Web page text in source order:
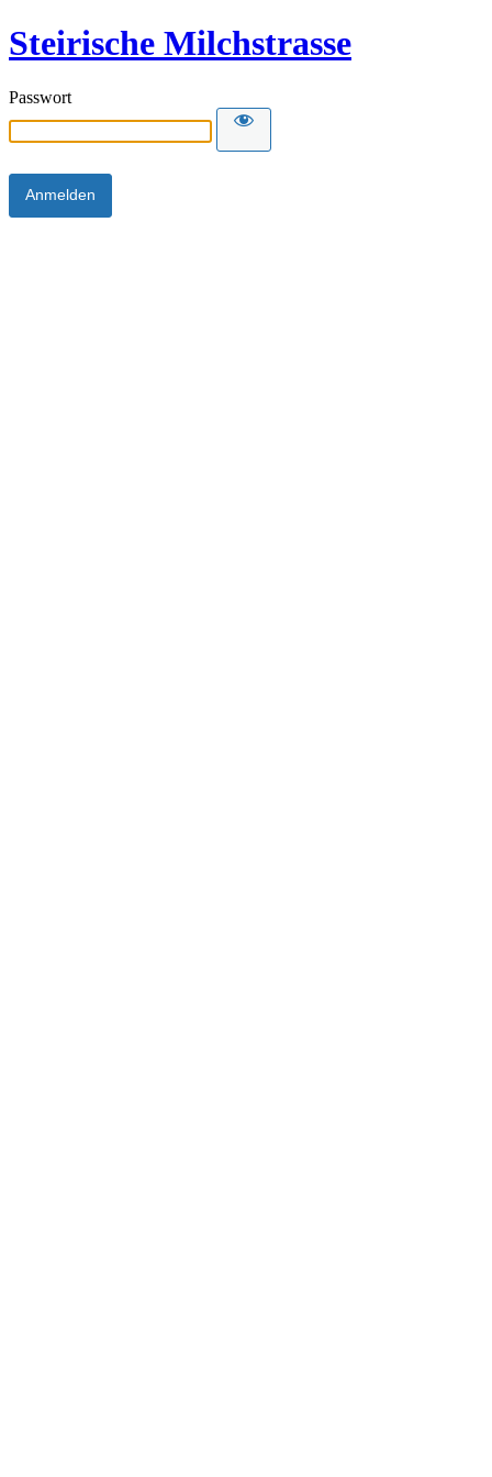
Steirische Milchstrasse
Passwort